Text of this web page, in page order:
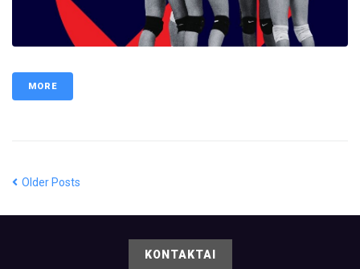
MORE
Older Posts
KONTAKTAI